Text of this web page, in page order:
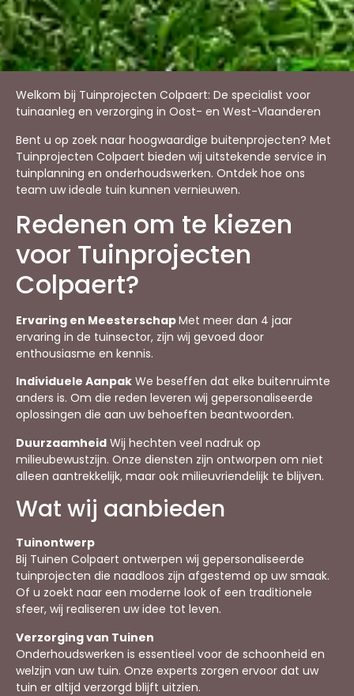
Welkom bij Tuinprojecten Colpaert: De specialist voor
tuinaanleg en verzorging in Oost- en West-Vlaanderen
Bent u op zoek naar hoogwaardige buitenprojecten? Met
Tuinprojecten Colpaert bieden wij uitstekende service in
tuinplanning en onderhoudswerken. Ontdek hoe ons
team uw ideale tuin kunnen vernieuwen.
Redenen om te kiezen
voor Tuinprojecten
Colpaert?
Ervaring en MeesterschapMet meer dan 4 jaar
ervaring in de tuinsector, zijn wij gevoed door
enthousiasme en kennis.
Individuele Aanpak We beseffen dat elke buitenruimte
anders is. Om die reden leveren wij gepersonaliseerde
oplossingen die aan uw behoeften beantwoorden.
Duurzaamheid Wij hechten veel nadruk op
milieubewustzijn. Onze diensten zijn ontworpen om niet
alleen aantrekkelijk, maar ook milieuvriendelijk te blijven.
Wat wij aanbieden
Tuinontwerp
Bij Tuinen Colpaert ontwerpen wij gepersonaliseerde
tuinprojecten die naadloos zijn afgestemd op uw smaak.
Of u zoekt naar een moderne look of een traditionele
sfeer, wij realiseren uw idee tot leven.
Verzorging van Tuinen
Onderhoudswerken is essentieel voor de schoonheid en
welzijn van uw tuin. Onze experts zorgen ervoor dat uw
tuin er altijd verzorgd blijft uitzien.